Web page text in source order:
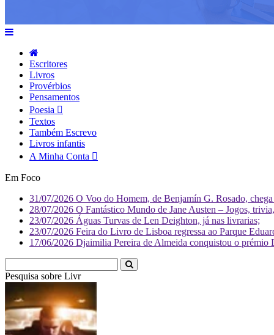
Escritores
Livros
Provérbios
Pensamentos
Poesia
Textos
Também Escrevo
Livros infantis
A Minha Conta
Em Foco
31/07/2026 O Voo do Homem, de Benjamín G. Rosado,
28/07/2026 O Fantástico Mundo de Jane Austen – Jogos,
23/07/2026 Águas Turvas de Len Deighton, já nas livrarias;
23/07/2026 Feira do Livro de Lisboa regressa ao Parque
17/06/2026 Djaimilia Pereira de Almeida conquistou o
Pesquisa sobre Literatura